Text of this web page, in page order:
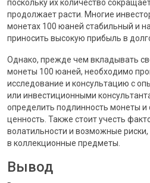
поскольку их количество
продолжает расти. Многие
монетах 100 юаней стабильный и
приносить высокую прибыль в
Однако, прежде чем вкладывать
монеты 100 юаней, необходимо
исследование и консультацию с
или инвестиционными
определить подлинность монеты
ценность. Также стоит учесть
волатильности и возможные
в коллекционные предметы.
Вывод